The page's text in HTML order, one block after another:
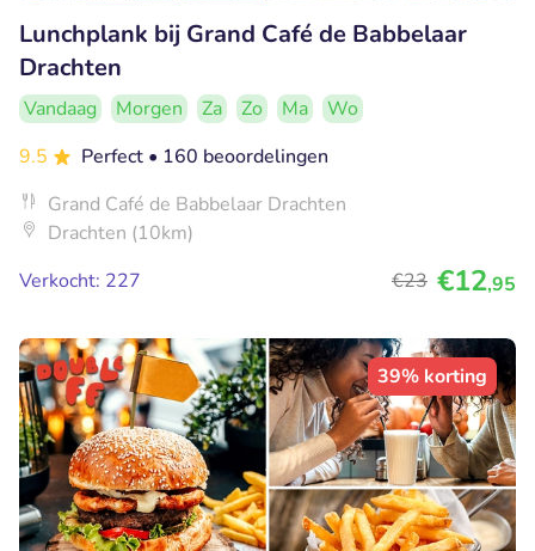
Lunchplank bij Grand Café de Babbelaar
Drachten
Vandaag Morgen Za Zo Ma
Wo
9.5
Perfect • 160 beoordelingen
Grand Café de Babbelaar Drachten
Drachten (10km)
Verkocht: 227
€23 €12,95
39% korting